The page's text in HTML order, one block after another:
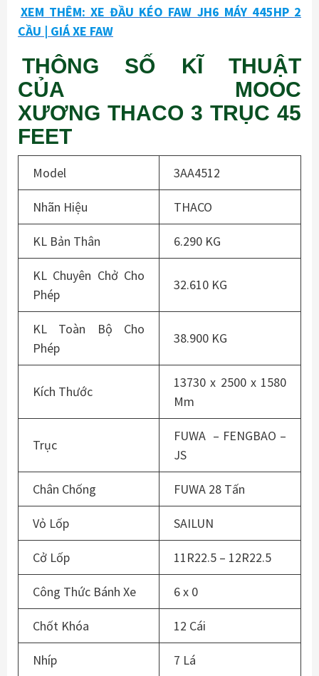
XEM THÊM: XE ĐẦU KÉO FAW JH6 MÁY 445HP 2
CẦU | GIÁ XE FAW
THÔNG SỐ KĨ THUẬT
CỦA MOOC
XƯƠNG THACO 3 TRỤC 45
FEET
Model 3AA4512
Nhãn Hiệu THACO
KL Bản Thân 6.290 KG
KL Chuyên Chở Cho
Phép
32.610 KG
KL Toàn Bộ Cho
Phép
38.900 KG
Kích Thước
13730 x 2500 x 1580
Mm
Trục
FUWA – FENGBAO –
JS
Chân Chống FUWA 28 Tấn
Vỏ Lốp SAILUN
Cở Lốp 11R22.5 – 12R22.5
Công Thức Bánh Xe 6 x 0
Chốt Khóa 12 Cái
Nhíp 7 Lá